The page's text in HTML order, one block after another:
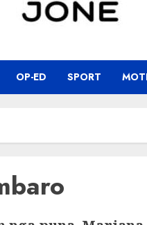
OP-ED SPORT